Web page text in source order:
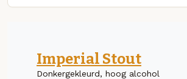
Imperial Stout
Donkergekleurd, hoog alcohol